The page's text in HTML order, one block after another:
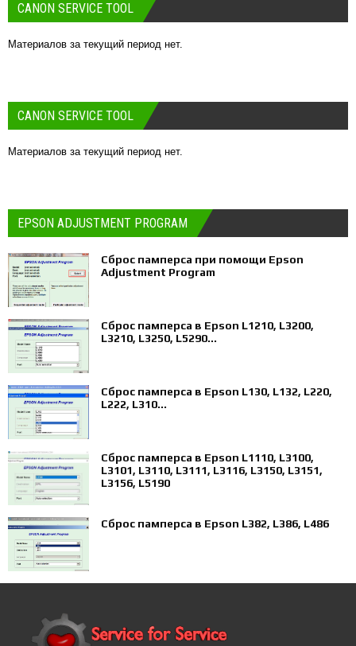
CANON SERVICE TOOL
Материалов за текущий период нет.
CANON SERVICE TOOL
Материалов за текущий период нет.
EPSON ADJUSTMENT PROGRAM
Сброс памперса при помощи Epson
Adjustment Program
Сброс памперса в Epson L1210, L3200,
L3210, L3250, L5290...
Сброс памперса в Epson L130, L132, L220,
L222, L310...
Сброс памперса в Epson L1110, L3100,
L3101, L3110, L3111, L3116, L3150, L3151,
L3156, L5190
Сброс памперса в Epson L382, L386, L486